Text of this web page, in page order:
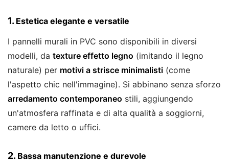
1. Estetica elegante e versatile
I pannelli murali in PVC sono disponibili in diversi
modelli, da texture effetto legno (imitando il legno
naturale) per motivi a strisce minimalisti (come
l'aspetto chic nell'immagine). Si abbinano senza sforzo
arredamento contemporaneo stili, aggiungendo
un'atmosfera raffinata e di alta qualità a soggiorni,
camere da letto o uffici.
2. Bassa manutenzione e durevole